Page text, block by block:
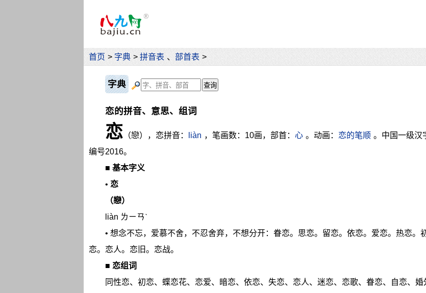
首页 > 字典 > 拼音表 、 部首表 >
字典
恋的拼音、意思、组词
恋 （戀），恋拼音： liàn ，笔画数：10画，部首： 心 。动画： 恋的笔顺 。中国一级汉
编号2016。
■ 基本字义
• 恋
（戀）
liàn ㄌㄧㄢˋ
• 想念不忘，爱慕不舍，不忍舍弃，不想分开：眷恋。思恋。留恋。依恋。爱恋。热恋。
恋。恋人。恋旧。恋战。
■ 恋组词
同性恋、初恋、蝶恋花、恋爱、暗恋、依恋、失恋、恋人、迷恋、恋歌、眷恋、自恋、婚